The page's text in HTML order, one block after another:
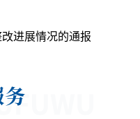
进展情况的通报